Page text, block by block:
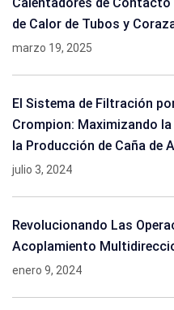
de Calor de Tubos y
marzo 19, 2025
El Sistema de Filtración
Crompion: Maximizando
la Producción de Caña de
julio 3, 2024
Revolucionando Las
Acoplamiento
enero 9, 2024